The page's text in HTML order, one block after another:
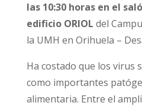
las 10:30 horas en el
edificio ORIOL del
la UMH en Orihuela –
Ha costado que los virus
como importantes
alimentaria. Entre el